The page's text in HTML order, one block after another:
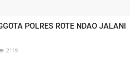
POLRES ROTE NDAO JALANI
2119